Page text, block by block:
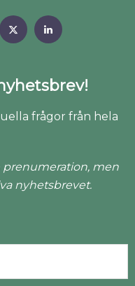
frågor från hela
prenumeration, men
nyhetsbrevet.